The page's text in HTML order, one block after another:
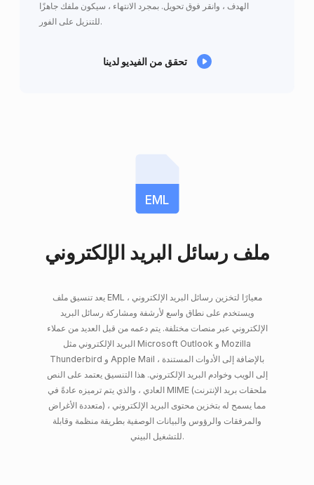
الهدف ، وانقر فوق تحويل. بمجرد الانتهاء ، سيكون ملفك جاهزًا
للتنزيل على الفور.
تحقق من الفيديو لدينا
EML
ملف رسائل البريد الإلكتروني
يعد تنسيق ملف EML معيارًا لتخزين رسائل البريد الإلكتروني ،
ويستخدم على نطاق واسع لأرشفة ومشاركة رسائل البريد
الإلكتروني عبر منصات مختلفة. يتم دعمه من قبل العديد من عملاء
البريد الإلكتروني مثل Microsoft Outlook و Mozilla
Thunderbird و Apple Mail ، بالإضافة إلى الأدوات المستندة
إلى الويب وخوادم البريد الإلكتروني. هذا التنسيق يعتمد على النص
العادي ، والذي يتم ترميزه عادةً في MIME (ملحقات بريد الإنترنت
متعددة الأغراض) ، مما يسمح له بتخزين محتوى البريد الإلكتروني
والمرفقات والرؤوس والبيانات الوصفية بطريقة منظمة وقابلة
للتشغيل البيني.